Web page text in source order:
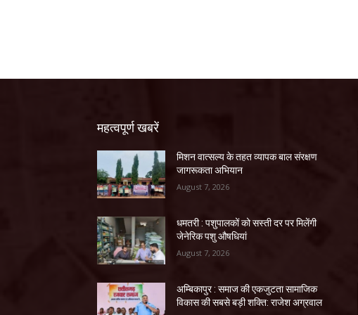
महत्वपूर्ण खबरें
मिशन वात्सल्य के तहत व्यापक बाल संरक्षण
जागरूकता अभियान
August 7, 2026
धमतरी : पशुपालकों को सस्ती दर पर मिलेंगी
जेनेरिक पशु औषधियां
August 7, 2026
अम्बिकापुर : समाज की एकजुटता सामाजिक
विकास की सबसे बड़ी शक्ति: राजेश अग्रवाल